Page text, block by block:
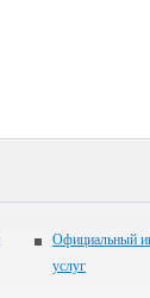
Официальный
услуг